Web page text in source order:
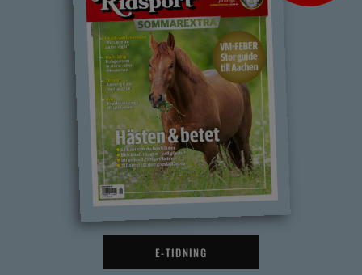
E-TIDNING